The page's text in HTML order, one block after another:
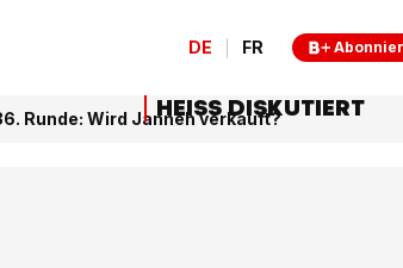
DE FR
Runde: Wird Janneh verkauft?
HEISS DISKUTIERT